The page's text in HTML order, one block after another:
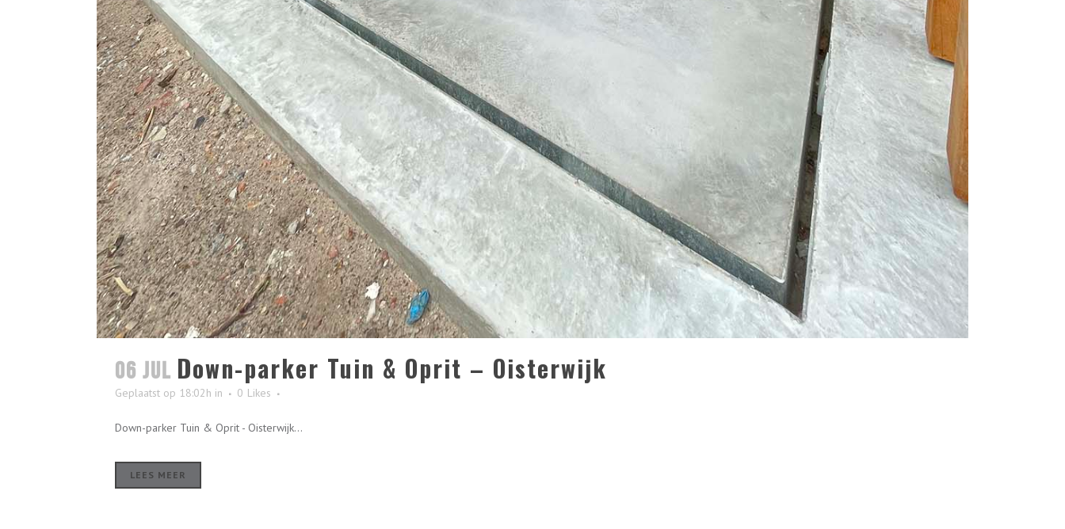
06 jul Down-parker Tuin & Oprit – Oisterwijk
Geplaatst op 18:02h in 0 Likes
Down-parker Tuin & Oprit - Oisterwijk...
LEES MEER